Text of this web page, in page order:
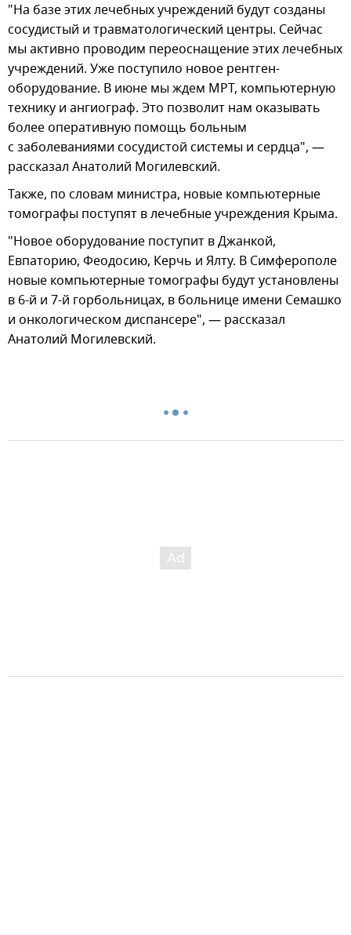
"На базе этих лечебных учреждений будут созданы
сосудистый и травматологический центры. Сейчас
мы активно проводим переоснащение этих лечебных
учреждений. Уже поступило новое рентген-
оборудование. В июне мы ждем МРТ, компьютерную
технику и ангиограф. Это позволит нам оказывать
более оперативную помощь больным
с заболеваниями сосудистой системы и сердца", —
рассказал Анатолий Могилевский.
Также, по словам министра, новые компьютерные
томографы поступят в лечебные учреждения Крыма.
"Новое оборудование поступит в Джанкой,
Евпаторию, Феодосию, Керчь и Ялту. В Симферополе
новые компьютерные томографы будут установлены
в 6-й и 7-й горбольницах, в больнице имени Семашко
и онкологическом диспансере", — рассказал
Анатолий Могилевский.